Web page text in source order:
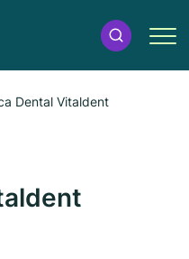
Dental Vitaldent